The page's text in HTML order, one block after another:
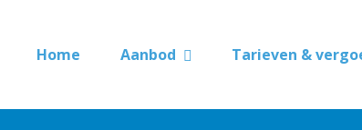
Home Aanbod Tarieven &